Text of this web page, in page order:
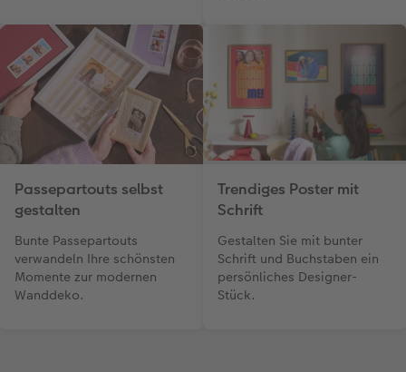
Passepartouts selbst
gestalten
Bunte Passepartouts
verwandeln Ihre schönsten
Momente zur modernen
Wanddeko.
Trendiges Poster mit
Schrift
Gestalten Sie mit bunter
Schrift und Buchstaben ein
persönliches Designer-
Stück.